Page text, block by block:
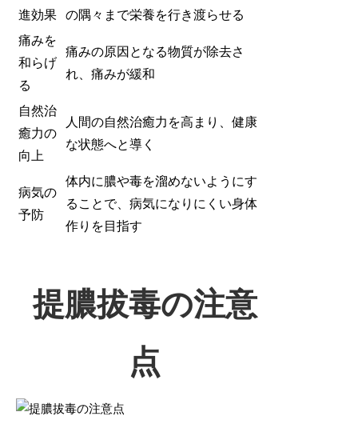
進効果
の隅々まで栄養を行き渡らせる
痛みを
和らげ
る
痛みの原因となる物質が除去さ
れ、痛みが緩和
自然治
癒力の
向上
人間の自然治癒力を高まり、健康
な状態へと導く
病気の
予防
体内に膿や毒を溜めないようにす
ることで、病気になりにくい身体
作りを目指す
提膿拔毒の注意
点